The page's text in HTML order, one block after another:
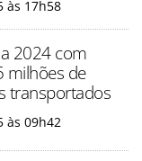
às 17h58
2024 com
milhões de
transportados
às 09h42